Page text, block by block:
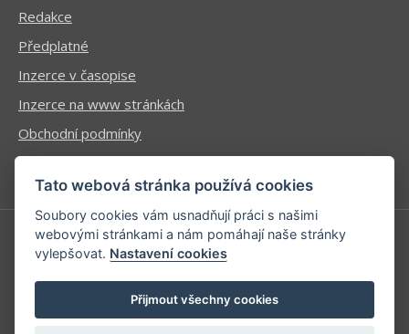
Redakce
Předplatné
Inzerce v časopise
Inzerce na www stránkách
Obchodní podmínky
Ochrana osobních údajů
Příhlášení | Registrace
Kontaktní informace
Mapa stránek
Tato webová stránka používá cookies
Soubory cookies vám usnadňují práci s našimi
webovými stránkami a nám pomáhají naše stránky
vylepšovat. Nastavení cookies
Přijmout všechny cookies